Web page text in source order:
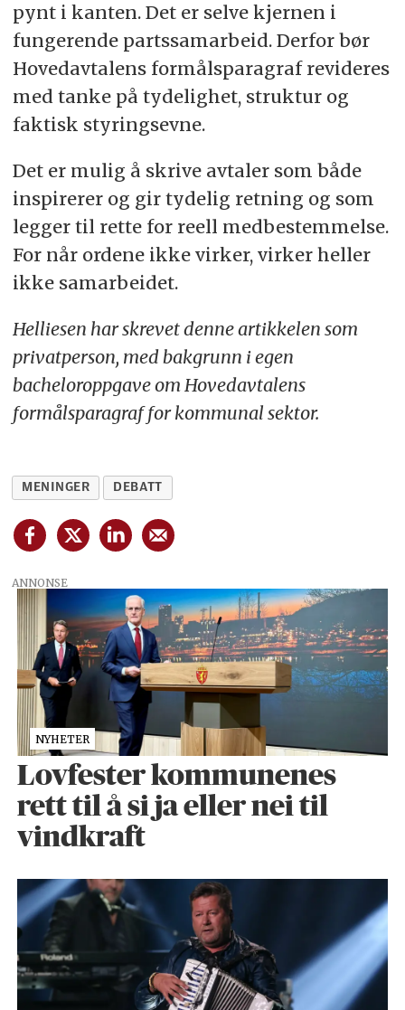
pynt i kanten. Det er selve kjernen i
fungerende partssamarbeid. Derfor bør
Hovedavtalens formålsparagraf revideres
med tanke på tydelighet, struktur og
faktisk styringsevne.
Det er mulig å skrive avtaler som både
inspirerer og gir tydelig retning og som
legger til rette for reell medbestemmelse.
For når ordene ikke virker, virker heller
ikke samarbeidet.
Helliesen har skrevet denne artikkelen som
privatperson, med bakgrunn i egen
bacheloroppgave om Hovedavtalens
formålsparagraf for kommunal sektor.
MENINGER DEBATT
ANNONSE
NYHETER
Lovfester kommunenes
rett til å si ja eller nei til
vindkraft